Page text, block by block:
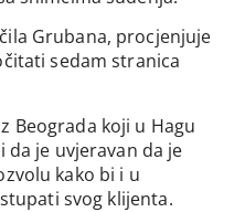
Grubana, procjenjuje
sedam stranica
Beograda koji u Hagu
da je uvjeravan da je
kako bi i u
svog klijenta.